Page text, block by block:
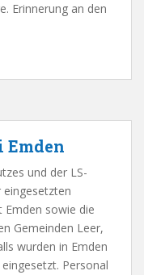
Erinnerung an den
Emden
und der LS-
eingesetzten
Emden sowie die
Gemeinden Leer,
wurden in Emden
Personal